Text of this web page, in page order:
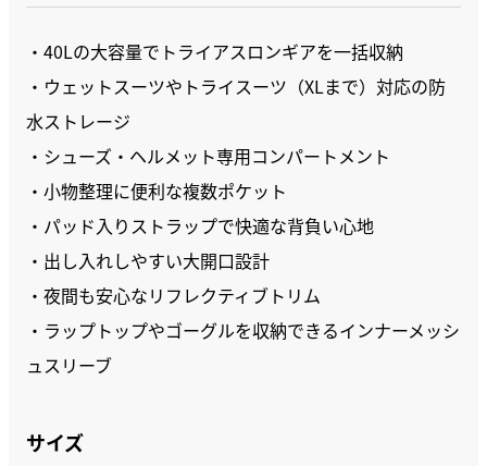
・40Lの大容量でトライアスロンギアを一括収納
・ウェットスーツやトライスーツ（XLまで）対応の防
水ストレージ
・シューズ・ヘルメット専用コンパートメント
・小物整理に便利な複数ポケット
・パッド入りストラップで快適な背負い心地
・出し入れしやすい大開口設計
・夜間も安心なリフレクティブトリム
・ラップトップやゴーグルを収納できるインナーメッシ
ュスリーブ
サイズ